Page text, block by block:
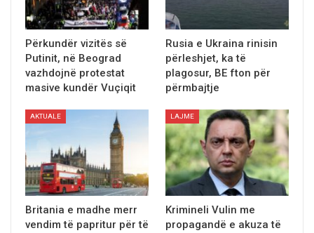
Përkundër vizitës së
Putinit, në Beograd
vazhdojnë protestat
masive kundër Vuçiqit
Rusia e Ukraina rinisin
pёrleshjet, ka tё
plagosur, BE fton pёr
pёrmbajtje
AKTUALE
Britania e madhe merr
vendim tё papritur për të
LAJME
Krimineli Vulin me
propagandë e akuza të